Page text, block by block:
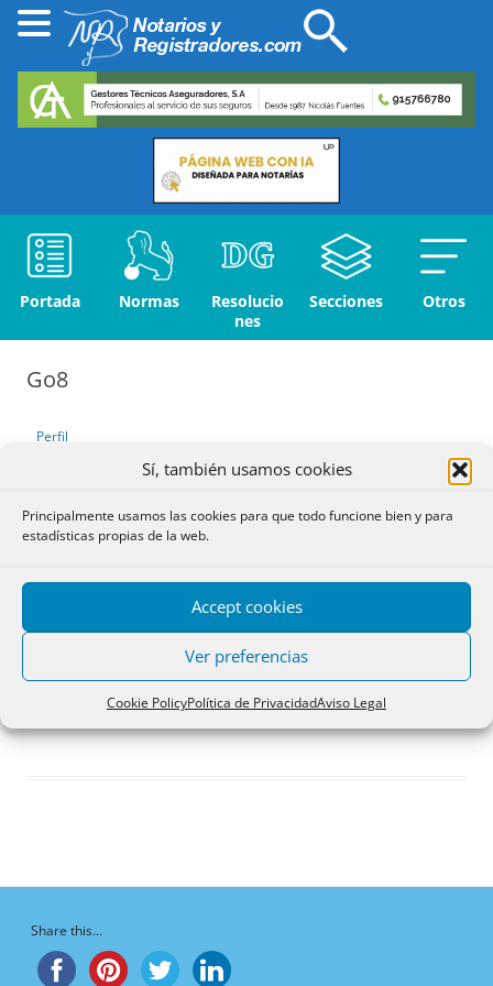
Sí, también usamos cookies
Principalmente usamos las cookies para que todo funcione bien y para
estadísticas propias de la web.
Accept cookies
Ver preferencias
Cookie PolicyPolítica de PrivacidadAviso Legal
Portada Normas
Resolucio
nes
Secciones Otros
Go8
Perfil
Debates iniciados
Respuestas creadas
Participaciones
Favoritos
Debates favoritos del
foro
¡Vaya, no hay debates aquí!
Share this...